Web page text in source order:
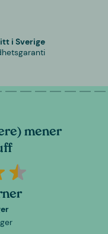
i Sverige
mener